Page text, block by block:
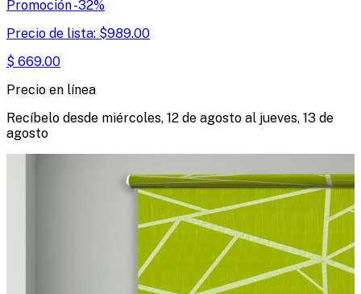
Promoción-32%
Precio de lista: $989.00
$ 669.00
Precio en línea
Recíbelo desde miércoles, 12 de agosto al jueves, 13 de
agosto